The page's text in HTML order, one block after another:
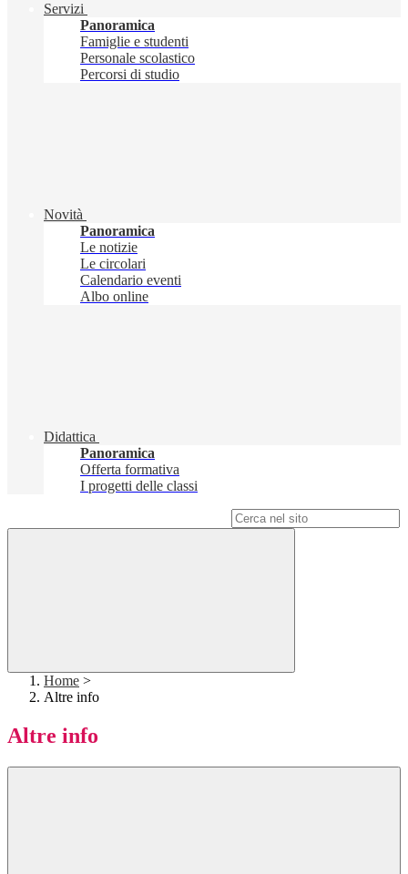
Servizi
Panoramica
Famiglie e studenti
Personale scolastico
Percorsi di studio
Novità
Panoramica
Le notizie
Le circolari
Calendario eventi
Albo online
Didattica
Panoramica
Offerta formativa
I progetti delle classi
Home >
Altre info
Altre info